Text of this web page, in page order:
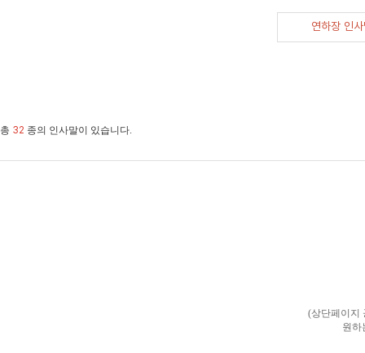
연하장 인
총 32 종의 인사말이 있습니다.
(상단페이지
원하